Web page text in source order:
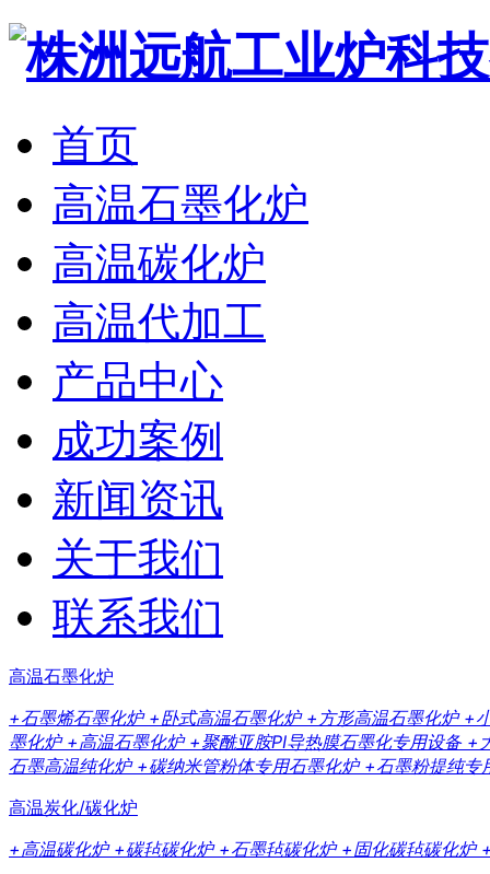
首页
高温石墨化炉
高温碳化炉
高温代加工
产品中心
成功案例
新闻资讯
关于我们
联系我们
高温石墨化炉
+石墨烯石墨化炉 +卧式高温石墨化炉 +方形高温石墨化炉 +
墨化炉 +高温石墨化炉 +聚酰亚胺PI导热膜石墨化专用设备 +
石墨高温纯化炉 +碳纳米管粉体专用石墨化炉 +石墨粉提纯专
高温炭化/碳化炉
+高温碳化炉 +碳毡碳化炉 +石墨毡碳化炉 +固化碳毡碳化炉